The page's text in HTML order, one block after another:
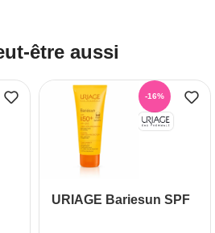
être aussi
-16%
URIAGE Bariesun SPF